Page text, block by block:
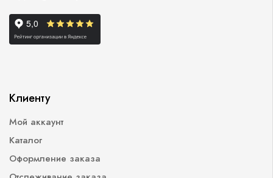
Клиенту
Мой аккаунт
Каталог
Оформление заказа